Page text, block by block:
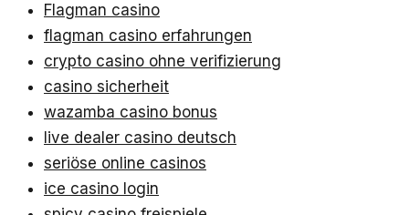
Flagman casino
flagman casino erfahrungen
crypto casino ohne verifizierung
casino sicherheit
wazamba casino bonus
live dealer casino deutsch
seriöse online casinos
ice casino login